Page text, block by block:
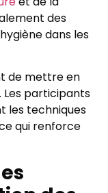
des
dans les
de mettre en
participants
les techniques
qui renforce